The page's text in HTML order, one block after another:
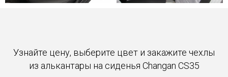
Узнайте цену, выберите цвет и закажите чехлы
из алькантары на сиденья Changan CS35